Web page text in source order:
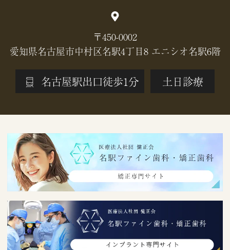
〒450-0002
愛知県名古屋市中村区名駅4丁目8 エニシオ名駅6階
名古屋駅出口徒歩1分 土日診療